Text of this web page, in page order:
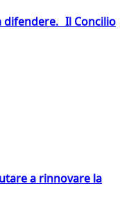
difendere. Il Concilio
a rinnovare la